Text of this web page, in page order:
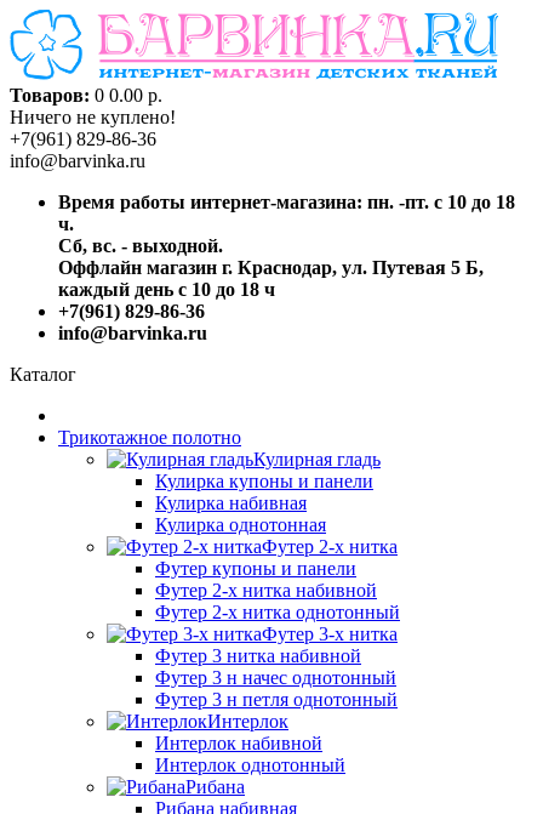
Товаров: 0 0.00 р.
Ничего не куплено!
+7(961) 829-86-36
info@barvinka.ru
Время работы интернет-магазина: пн. -пт. с 10 до 18
ч.
Сб, вс. - выходной.
Оффлайн магазин г. Краснодар, ул. Путевая 5 Б,
каждый день с 10 до 18 ч
+7(961) 829-86-36
info@barvinka.ru
Каталог
Трикотажное полотно
Кулирная гладь
Кулирка купоны и панели
Кулирка набивная
Кулирка однотонная
Футер 2-х нитка
Футер купоны и панели
Футер 2-х нитка набивной
Футер 2-х нитка однотонный
Футер 3-х нитка
Футер 3 нитка набивной
Футер 3 н начес однотонный
Футер 3 н петля однотонный
Интерлок
Интерлок набивной
Интерлок однотонный
Рибана
Рибана набивная